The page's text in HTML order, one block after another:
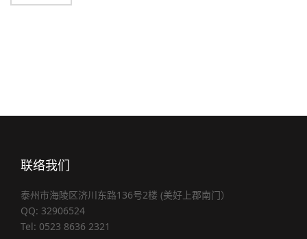
联络我们
泰州市海陵区济川东路136号2楼 (美好上郡南门）
QQ: 32906524
Tel: 0523 8636 2321